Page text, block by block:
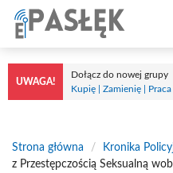
Przejdź
treści
UWAGA!
Dołącz do nowej grupy
Kupię | Zamienię | Praca
Strona główna / Kronika
z Przestępczością Seksualną